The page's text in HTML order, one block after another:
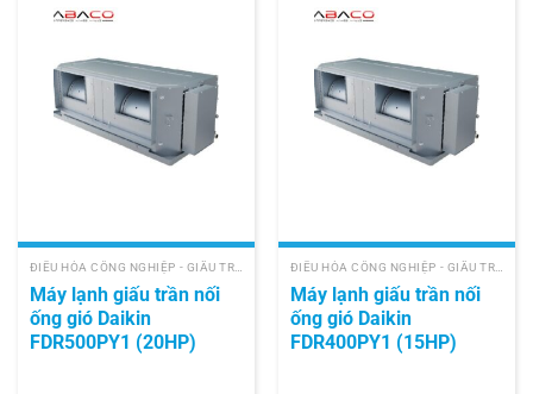
Máy lạnh giấu trần nối
ống gió Daikin
FDR500PY1 (20HP)
Máy lạnh giấu trần nối
ống gió Daikin
FDR400PY1 (15HP)